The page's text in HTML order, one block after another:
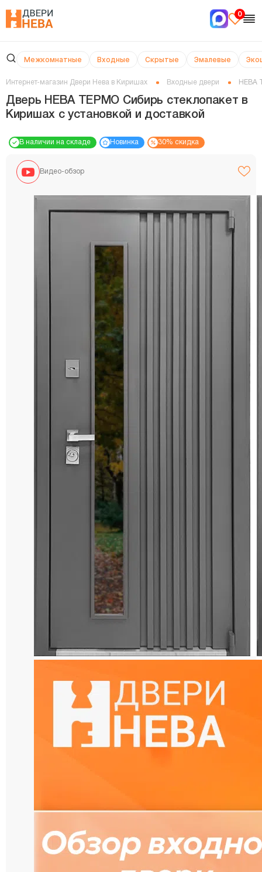
0
Межкомнатные Входные Скрытые Эмалевые
Интернет-магазин Двери Нева в Киришах Входные двери НЕВА
Дверь НЕВА ТЕРМО Сибирь стеклопакет в
Киришах с установкой и доставкой
В наличии на складе Новинка 30% скидка
Видео-обзор